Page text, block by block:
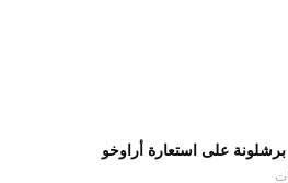
على استعارة أراوخو